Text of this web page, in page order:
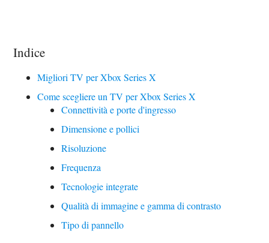
Indice
Migliori TV per Xbox Series X
Come scegliere un TV per Xbox Series X
Connettività e porte d'ingresso
Dimensione e pollici
Risoluzione
Frequenza
Tecnologie integrate
Qualità di immagine e gamma di contrasto
Tipo di pannello